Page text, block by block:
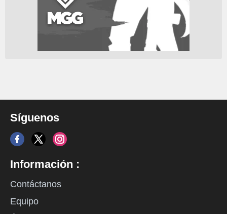
Síguenos
Información :
Contáctanos
Equipo